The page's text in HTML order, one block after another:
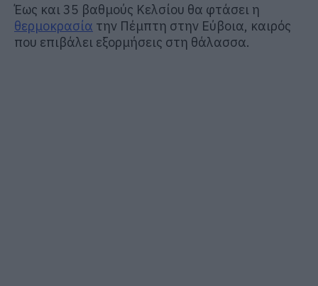
Έως και 35 βαθμούς Κελσίου θα φτάσει η
θερμοκρασία την Πέμπτη στην Εύβοια, καιρός
που επιβάλει εξορμήσεις στη θάλασσα.